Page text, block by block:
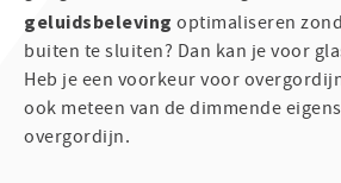
geluidsbelevingoptimaliseren
buiten te sluiten? Dan kan je voor
Heb je een voorkeur voor
ook meteen van de dimmende
overgordijn.